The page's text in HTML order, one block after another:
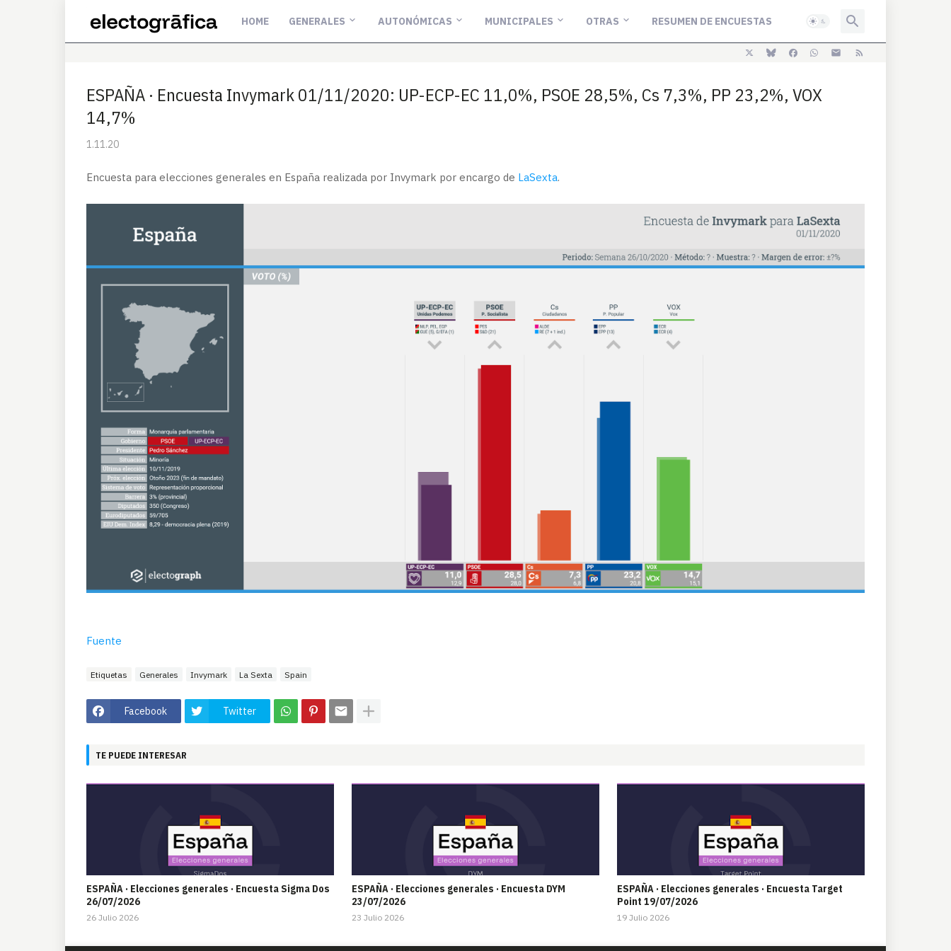
HOME GENERALES AUTONÓMICAS MUNICIPALES OTRAS RESUMEN DE ENCUESTAS
ESPAÑA · Encuesta Invymark 01/11/2020: UP-ECP-EC 11,0%, PSOE 28,5%, Cs 7,3%, PP 23,2%, VOX
14,7%
1.11.20
Encuesta para elecciones generales en España realizada por Invymark por encargo de LaSexta.
Fuente
Etiquetas Generales Invymark La Sexta Spain
Facebook Twitter
TE PUEDE INTERESAR
ESPAÑA · Elecciones generales · Encuesta Sigma Dos
26/07/2026
26 Julio 2026
ESPAÑA · Elecciones generales · Encuesta DYM
23/07/2026
23 Julio 2026
ESPAÑA · Elecciones generales · Encuesta Target
Point 19/07/2026
19 Julio 2026